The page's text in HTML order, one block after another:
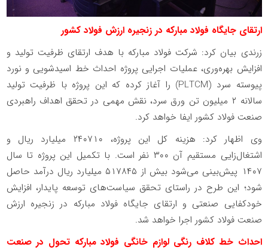
ارتقای جایگاه فولاد مبارکه در زنجیره ارزش فولاد کشور
زرندی بیان کرد: شرکت فولاد مبارکه با هدف ارتقای ظرفیت تولید و
افزایش بهره‌وری، عملیات اجرایی پروژه احداث خط اسیدشویی و نورد
پیوسته سرد (PLTCM) را آغاز کرده که این پروژه با ظرفیت تولید
سالانه ۲ میلیون تن ورق سرد، نقش مهمی در تحقق اهداف راهبردی
صنعت فولاد کشور ایفا خواهد کرد.
وی اظهار کرد: هزینه کل این پروژه، ۲۴۰۷۱۰ میلیارد ریال و
اشتغال‌زایی مستقیم آن ۳۰۰ نفر است. با تکمیل این پروژه تا سال
۱۴۰۷ پیش‌بینی می‌شود بیش از ۵۱۷۸۴۵ میلیارد ریال درآمد حاصل
شود؛ این طرح در راستای تحقق سیاست‌های توسعه پایدار، افزایش
خودکفایی صنعتی و ارتقای جایگاه فولاد مبارکه در زنجیره ارزش
صنعت فولاد کشور اجرا خواهد شد.
احداث خط کلاف رنگی لوازم خانگی فولاد مبارکه تحول در صنعت